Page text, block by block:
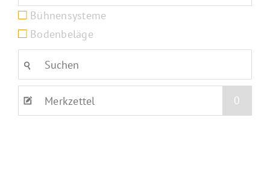
Bühnensysteme
Bodenbeläge
Merkzettel 0